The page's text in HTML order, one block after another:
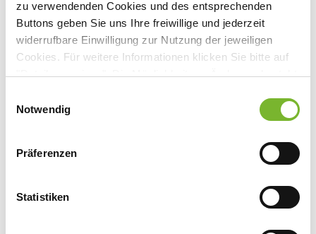
zu verwendenden Cookies und des entsprechenden
Buttons geben Sie uns Ihre freiwillige und jederzeit
widerrufbare Einwilligung zur Nutzung der jeweiligen
Cookies. Für weitere Informationen klicken Sie bitte auf
"Details anzeigen". Die Möglichkeit zur Änderung besteht
Datenschutzerklärung
Notwendig
Präferenzen
Statistiken
Freitag, 02.03.2007 -Sonntag,
26.08.2007
Veranstaltungsort:
medicoreha
Anbieter: